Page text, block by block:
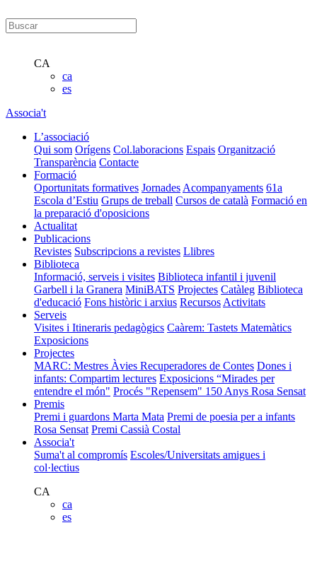
CA
ca
es
Associa't
L’associació
Qui som Orígens Col.laboracions Espais Organització
Transparència Contacte
Formació
Oportunitats formatives Jornades Acompanyaments 61a
Escola d’Estiu Grups de treball Cursos de català Formació en
la preparació d'oposicions
Actualitat
Publicacions
Revistes Subscripcions a revistes Llibres
Biblioteca
Informació, serveis i visites Biblioteca infantil i juvenil
Garbell i la Granera MiniBATS Projectes Catàleg Biblioteca
d'educació Fons històric i arxius Recursos Activitats
Serveis
Visites i Itineraris pedagògics Caàrem: Tastets Matemàtics
Exposicions
Projectes
MARC: Mestres Àvies Recuperadores de Contes Dones i
infants: Compartim lectures Exposicions “Mirades per
entendre el món" Procés "Repensem" 150 Anys Rosa Sensat
Premis
Premi i guardons Marta Mata Premi de poesia per a infants
Rosa Sensat Premi Cassià Costal
Associa't
Suma't al compromís Escoles/Universitats amigues i
col·lectius
CA
ca
es